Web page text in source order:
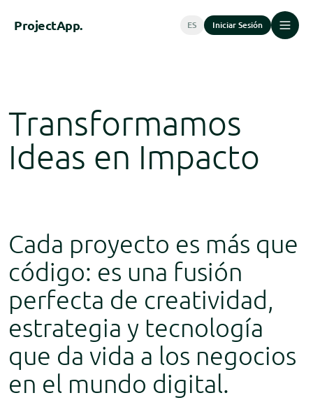
ProjectApp. ES Iniciar Sesión
Transformamos
Ideas en Impacto
Cada proyecto es más que
código: es una fusión
perfecta de creatividad,
estrategia y tecnología
que da vida a los negocios
en el mundo digital.